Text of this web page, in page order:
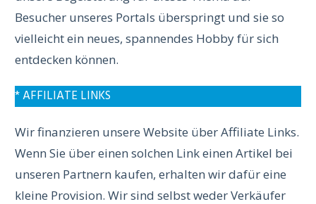
Besucher unseres Portals überspringt und sie so
vielleicht ein neues, spannendes Hobby für sich
entdecken können.
* AFFILIATE LINKS
Wir finanzieren unsere Website über Affiliate Links.
Wenn Sie über einen solchen Link einen Artikel bei
unseren Partnern kaufen, erhalten wir dafür eine
kleine Provision. Wir sind selbst weder Verkäufer